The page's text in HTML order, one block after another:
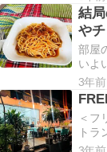
ので
らか
なる
から
タッ
る。
結
や
し
部屋
いよ
を見
ンド
者で
だっ
する
3年前
＜フ
ト
に近